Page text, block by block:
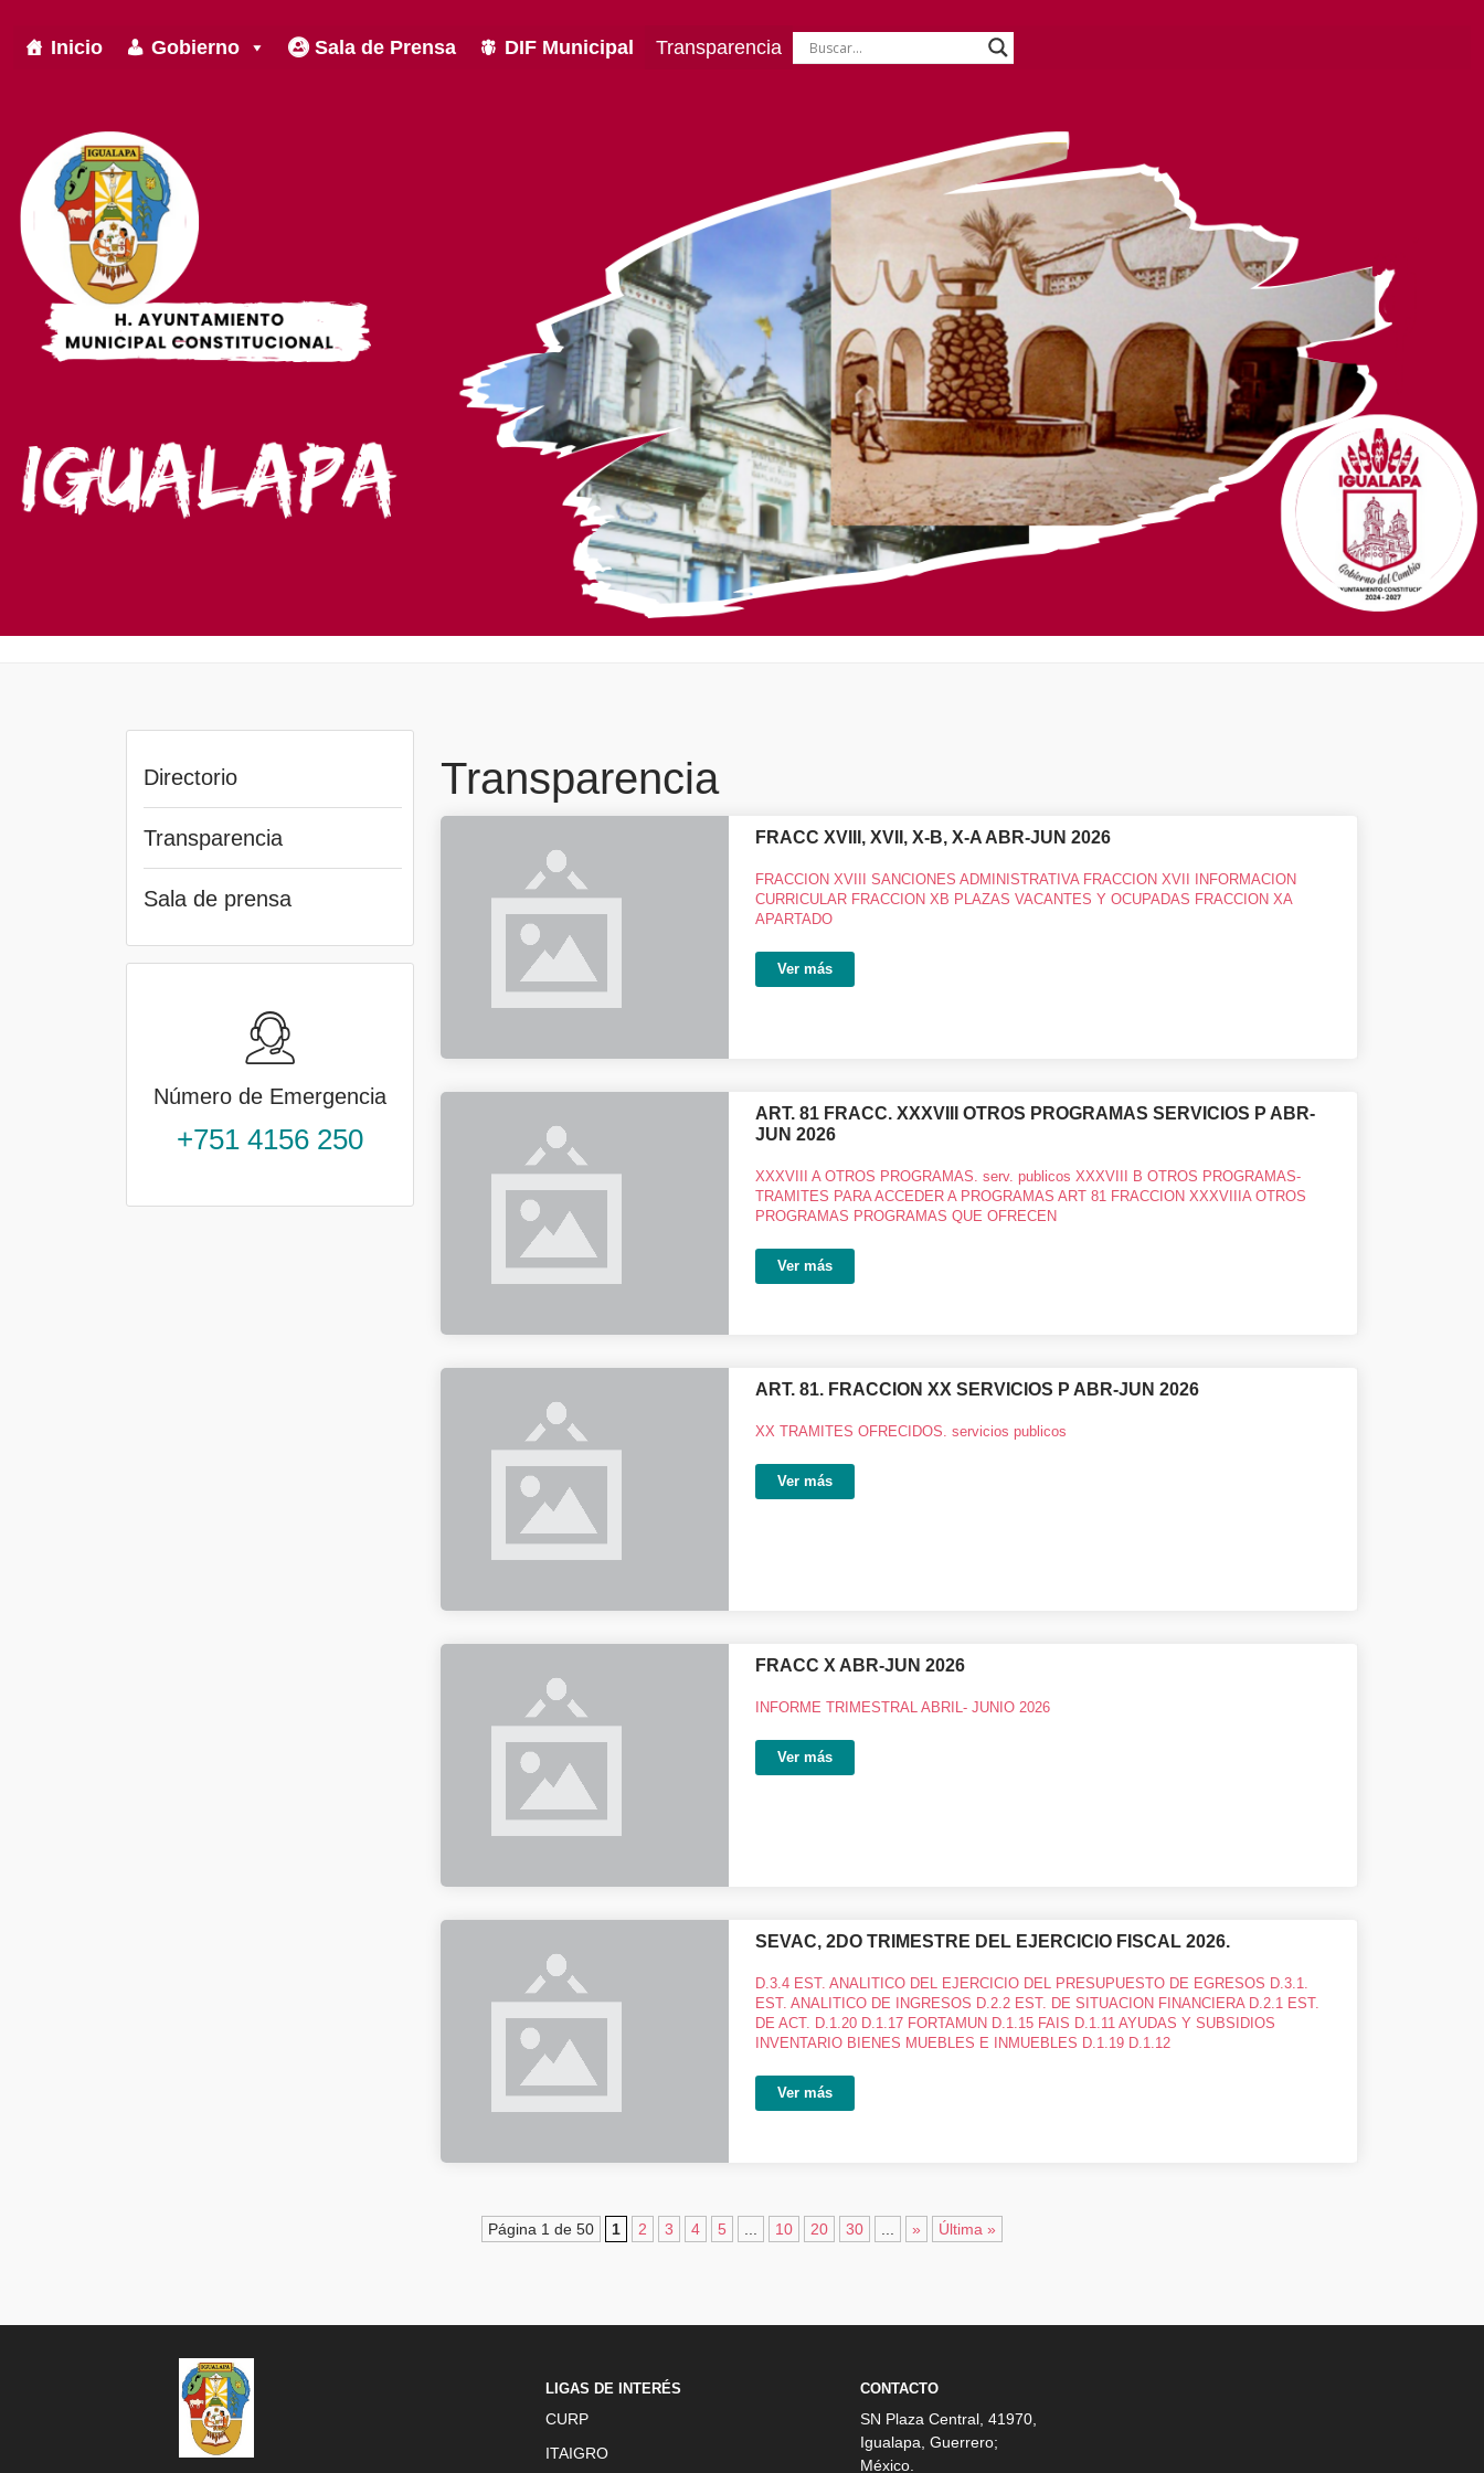
Inicio Gobierno Sala de Prensa DIF Municipal Transparencia
Directorio
Transparencia
Sala de prensa
Número de Emergencia
+751 4156 250
Transparencia
FRACC XVIII, XVII, X-B, X-A ABR-JUN 2026
FRACCION XVIII SANCIONES ADMINISTRATIVA FRACCION XVII INFORMACION
CURRICULAR FRACCION XB PLAZAS VACANTES Y OCUPADAS FRACCION XA
APARTADO
Ver más
ART. 81 FRACC. XXXVIII OTROS PROGRAMAS SERVICIOS P ABR-
JUN 2026
XXXVIII A OTROS PROGRAMAS. serv. publicos XXXVIII B OTROS PROGRAMAS-
TRAMITES PARA ACCEDER A PROGRAMAS ART 81 FRACCION XXXVIIIA OTROS
PROGRAMAS PROGRAMAS QUE OFRECEN
Ver más
ART. 81. FRACCION XX SERVICIOS P ABR-JUN 2026
XX TRAMITES OFRECIDOS. servicios publicos
Ver más
FRACC X ABR-JUN 2026
INFORME TRIMESTRAL ABRIL- JUNIO 2026
Ver más
SEVAC, 2DO TRIMESTRE DEL EJERCICIO FISCAL 2026.
D.3.4 EST. ANALITICO DEL EJERCICIO DEL PRESUPUESTO DE EGRESOS D.3.1.
EST. ANALITICO DE INGRESOS D.2.2 EST. DE SITUACION FINANCIERA D.2.1 EST.
DE ACT. D.1.20 D.1.17 FORTAMUN D.1.15 FAIS D.1.11 AYUDAS Y SUBSIDIOS
INVENTARIO BIENES MUEBLES E INMUEBLES D.1.19 D.1.12
Ver más
Página 1 de 50 1 2 3 4 5 10 20 30 » Última »
LIGAS DE INTERÉS
CURP
ITAIGRO
CONTACTO
SN Plaza Central, 41970,
Igualapa, Guerrero;
México.